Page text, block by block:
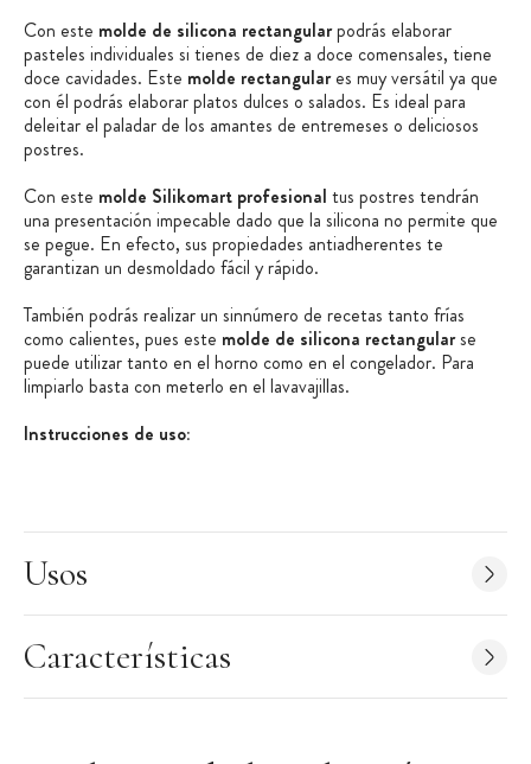
Con este molde de silicona rectangularpodrás elaborar
pasteles individuales si tienes de diez a doce comensales, tiene
doce cavidades. Este molde rectangulares muy versátil ya que
con él podrás elaborar platos dulces o salados. Es ideal para
deleitar el paladar de los amantes de entremeses o deliciosos
postres.
Con este molde Silikomart profesional tus postres tendrán
una presentación impecable dado que la silicona no permite que
se pegue. En efecto, sus propiedades antiadherentes te
garantizan un desmoldado fácil y rápido.
También podrás realizar un sinnúmero de recetas tanto frías
como calientes, pues este molde de silicona rectangularse
puede utilizar tanto en el horno como en el congelador. Para
limpiarlo basta con meterlo en el lavavajillas.
Instrucciones de uso:
enfriar unos minutos. Presionar ligeramente para
Características técnicas del molde cake:
Molde rectangular silicona
Usos
Características